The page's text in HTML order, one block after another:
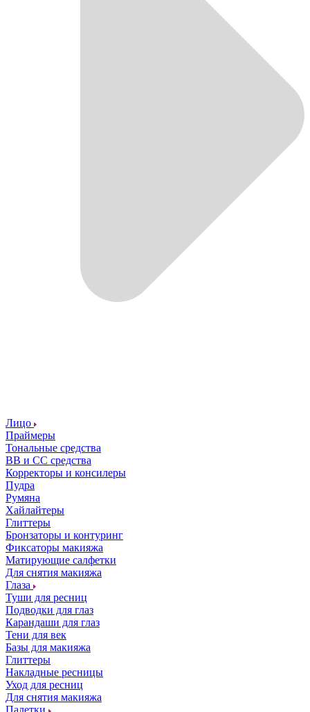
Лицо
Праймеры
Тональные средства
ВВ и СС средства
Корректоры и консилеры
Пудра
Румяна
Хайлайтеры
Глиттеры
Бронзаторы и контуринг
Фиксаторы макияжа
Матирующие салфетки
Для снятия макияжа
Глаза
Туши для ресниц
Подводки для глаз
Карандаши для глаз
Тени для век
Базы для макияжа
Глиттеры
Накладные ресницы
Уход для ресниц
Для снятия макияжа